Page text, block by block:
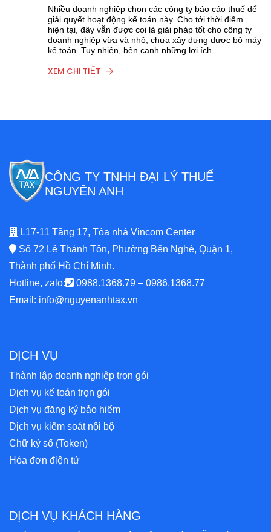
Nhiều doanh nghiệp chọn các công ty báo cáo thuế để
giải quyết hoạt động kế toán này. Cho tới thời điểm
hiện tại, đây vẫn được coi là giải pháp tốt cho công ty
doanh nghiệp vừa và nhỏ, chưa xây dựng được bộ máy
kế toán. Tuy nhiên, bên cạnh những lợi ích
XEM CHI TIẾT
CÔNG TY TNHH ĐẠI LÝ THUẾ
NGUYÊN ANH
L17-11 Tầng 17, Tòa nhà Vincom Center
Số 72 Lê Thánh Tôn, Phường Bến Nghé, Quận 1,
Thành phố Hồ Chí Minh.
Hotline, zalo:
0988.1368.79 – 0986.1368.77
Email: info@nguyenanhtax.vn
DỊCH VỤ
Thành lập doanh nghiệp trọn gói
Dịch vụ kế toán trọn gói
Dịch vụ đăng ký bảo hiểm
Dịch vụ kiểm soát nội bộ
Chữ ký số (Token)
Hóa đơn điện tử
DỊCH VỤ KHÁCH HÀNG